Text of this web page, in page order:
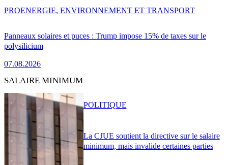
Panneaux solaires et puces : Trump impose 15% de taxes sur le
polysilicium
07.08.2026
PROENERGIE, ENVIRONNEMENT ET TRANSPORT
SALAIRE MINIMUM
La CJUE soutient la directive sur le salaire
minimum, mais invalide certaines parties
POLITIQUE